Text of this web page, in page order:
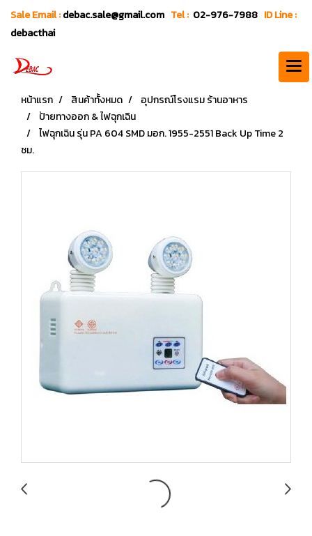
Sale Email :debac.sale@gmail.com Tel : 02-976-7988 ID Line :
debacthai
หน้าแรก สินค้าทั้งหมด
อุปกรณ์โรงแรม ร้านอาหาร
ป้ายทางออก & ไฟฉุกเฉิน
ไฟฉุกเฉิน รุ่น PA 604 SMD มอก. 1955-2551 Back Up Time 2
ชม.